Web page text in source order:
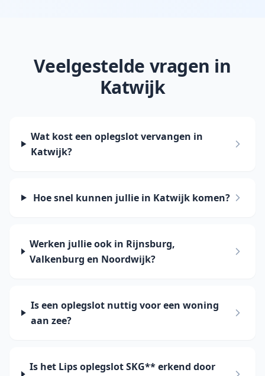
Veelgestelde vragen in
Katwijk
Wat kost een oplegslot vervangen in
Katwijk?
Hoe snel kunnen jullie in Katwijk komen?
Werken jullie ook in Rijnsburg,
Valkenburg en Noordwijk?
Is een oplegslot nuttig voor een woning
aan zee?
Is het Lips oplegslot SKG** erkend door